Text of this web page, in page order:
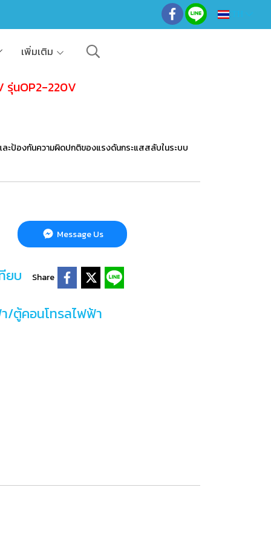
TH
เพิ่มเติม
รุ่นOP2-220V
ป้องกันความผิดปกติของแรงดันกระแสสลับในระบบ
Message Us
ยบ Share
/ตู้คอนโทรลไฟฟ้า